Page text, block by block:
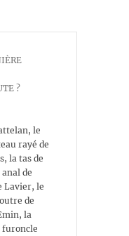
?
le
rayé de
la tas de
de
Lavier, le
de
la
furoncle